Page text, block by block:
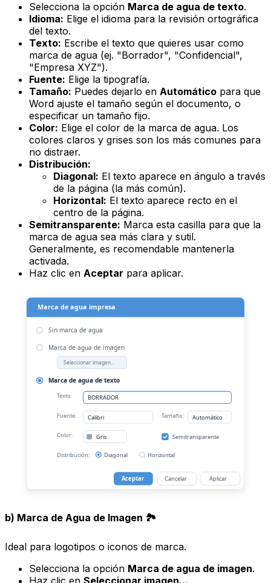
Selecciona la opción Marca de agua de texto.
Idioma: Elige el idioma para la revisión ortográfica
del texto.
Texto: Escribe el texto que quieres usar como
marca de agua (ej. "Borrador", "Confidencial",
"Empresa XYZ").
Fuente: Elige la tipografía.
Tamaño: Puedes dejarlo en Automático para que
Word ajuste el tamaño según el documento, o
especificar un tamaño fijo.
Color: Elige el color de la marca de agua. Los
colores claros y grises son los más comunes para
no distraer.
Distribución:
Diagonal: El texto aparece en ángulo a través
de la página (la más común).
Horizontal: El texto aparece recto en el
centro de la página.
Semitransparente: Marca esta casilla para que la
marca de agua sea más clara y sutil.
Generalmente, es recomendable mantenerla
activada.
Haz clic en Aceptar para aplicar.
Marca de agua impresa
Sin marca de agua
Marca de agua de imagen
Seleccionar imagen...
Marca de agua de texto
Texto: BORRADOR
Fuente: Calibri Tamaño: Automático
Color: Gris Semitransparente
Distribución: Diagonal Horizontal
Aceptar Cancelar Aplicar
b) Marca de Agua de Imagen 🏞️
Ideal para logotipos o iconos de marca.
Selecciona la opción Marca de agua de imagen.
Haz clic en Seleccionar imagen...